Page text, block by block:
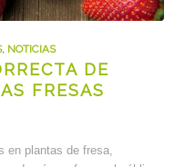
, NOTICIAS
DE
FRESAS
en plantas de fresa,